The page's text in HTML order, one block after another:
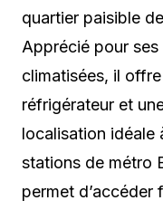
quartier paisible
Apprécié pour
climatisées, il
réfrigérateur et
localisation idéale
stations de métro
permet d’accéder